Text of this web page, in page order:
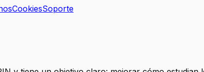
CookiesSoporte